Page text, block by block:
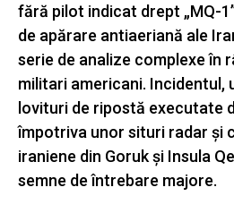
fără pilot indicat drept „MQ-
de apărare antiaeriană ale
serie de analize complexe în
militari americani. Incidentul,
lovituri de ripostă executate
împotriva unor situri radar și
iraniene din Goruk și Insula
semne de întrebare majore.